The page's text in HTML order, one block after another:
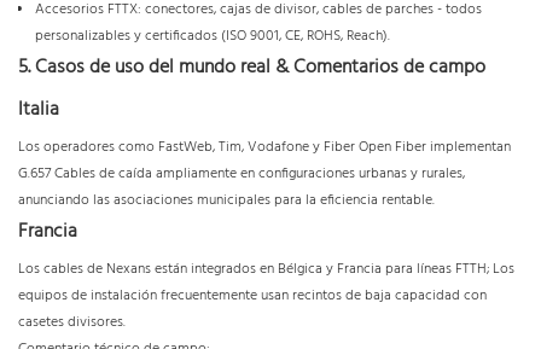
Accesorios FTTX: conectores, cajas de divisor, cables de parches - todos
personalizables y certificados (ISO 9001, CE, ROHS, Reach).
5. Casos de uso del mundo real & Comentarios de campo
Italia
Los operadores como FastWeb, Tim, Vodafone y Fiber Open Fiber implementan
G.657 Cables de caída ampliamente en configuraciones urbanas y rurales,
anunciando las asociaciones municipales para la eficiencia rentable.
Francia
Los cables de Nexans están integrados en Bélgica y Francia para líneas FTTH; Los
equipos de instalación frecuentemente usan recintos de baja capacidad con
casetes divisores.